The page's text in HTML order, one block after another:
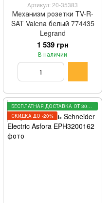
Артикул: 20-35383
Механизм розетки TV-R-
SAT Valena белый 774435
Legrand
1 539 грн
В наличии
БЕСПЛАТНАЯ ДОСТАВКА ОТ 3000 ГРН
СКИДКА ДО -20%